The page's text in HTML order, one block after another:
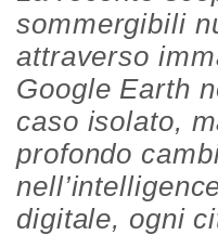
sommergibili
attraverso
Google Earth
caso isolato,
profondo
digitale, ogni